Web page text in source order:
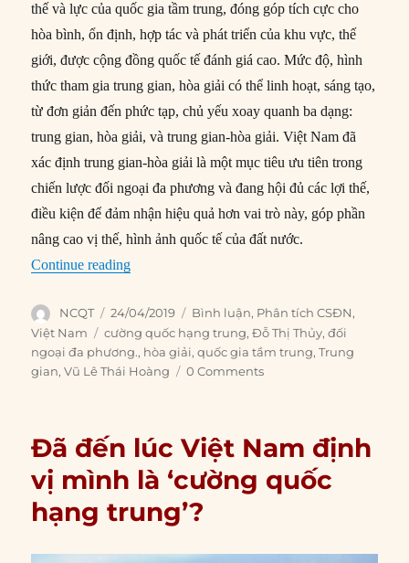
thế và lực của quốc gia tầm trung, đóng góp tích cực cho
hòa bình, ổn định, hợp tác và phát triển của khu vực, thế
giới, được cộng đồng quốc tế đánh giá cao. Mức độ, hình
thức tham gia trung gian, hòa giải có thể linh hoạt, sáng tạo,
từ đơn giản đến phức tạp, chủ yếu xoay quanh ba dạng:
trung gian, hòa giải, và trung gian-hòa giải. Việt Nam đã
xác định trung gian-hòa giải là một mục tiêu ưu tiên trong
chiến lược đối ngoại đa phương và đang hội đủ các lợi thế,
điều kiện để đảm nhận hiệu quả hơn vai trò này, góp phần
nâng cao vị thế, hình ảnh quốc tế của đất nước.
Continue reading“Vai trò trung gian, hòa giải của quốc gia tầm
Author
NCQT
Posted
on
24/04/2019 Categories
Bình luận, Phân tích CSĐN,
Việt Nam
Tags
cường quốc hạng trung,Đỗ Thị Thủy,đối
ngoại đa phương., hòa giải,quốc gia tầm trung,Trung
gian,Vũ Lê Thái Hoàng 0 Comments
Đã đến lúc Việt Nam định
vị mình là ‘cường quốc
hạng trung’?